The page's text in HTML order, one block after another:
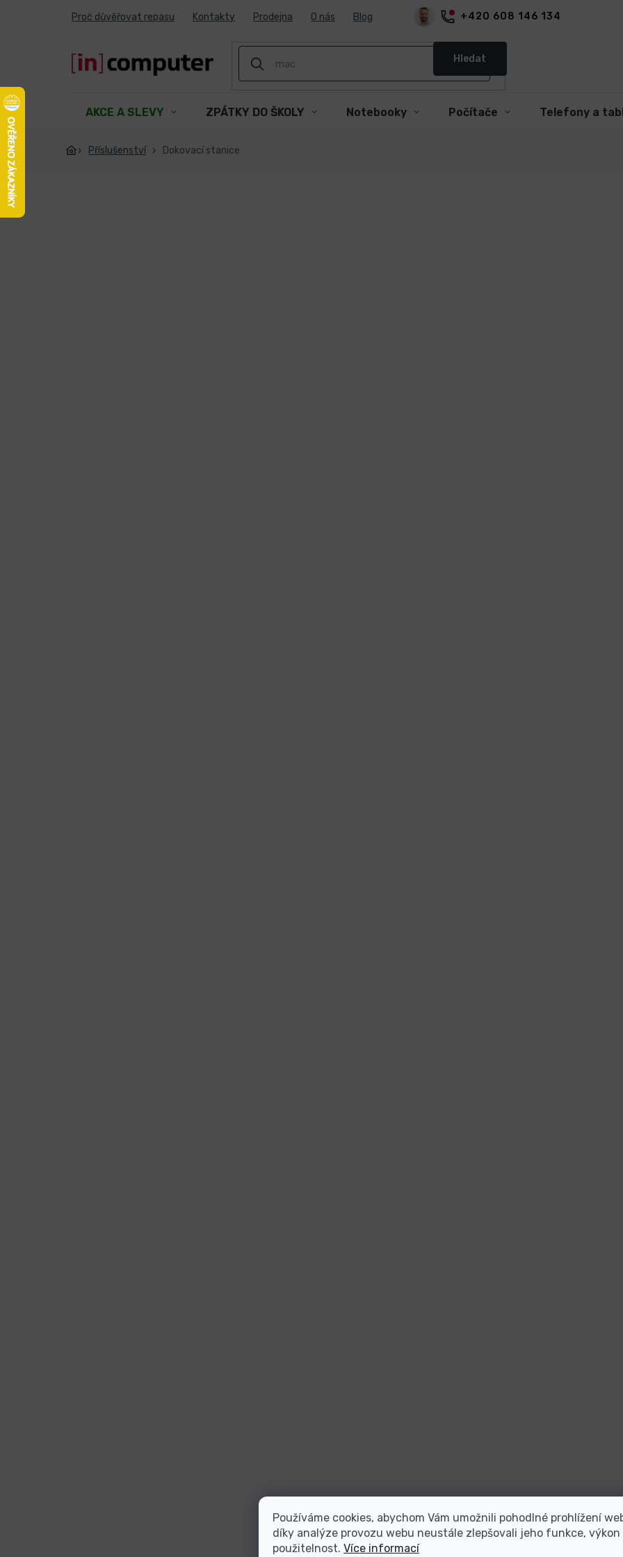
Používáme cookies, abychom Vám umožnili pohodlné prohlížení
díky analýze provozu webu neustále zlepšovali jeho funkce, výkon
použitelnost. Více informací
+420 608 146 134
Proč důvěřovat repasu Kontakty Prodejna O nás Blog
Hledat
AKCE A SLEVY ZPÁTKY DO ŠKOLY Notebooky Počítače Telefony a
Příslušenství Dokovací stanice